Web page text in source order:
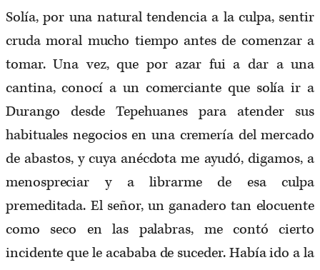
Solía, por una natural tendencia a la culpa, sentir
cruda moral mucho tiempo antes de comenzar a
tomar. Una vez, que por azar fui a dar a una
cantina, conocí a un comerciante que solía ir a
Durango desde Tepehuanes para atender sus
habituales negocios en una cremería del mercado
de abastos, y cuya anécdota me ayudó, digamos, a
menospreciar y a librarme de esa culpa
premeditada. El señor, un ganadero tan elocuente
como seco en las palabras, me contó cierto
incidente que le acababa de suceder. Había ido a la